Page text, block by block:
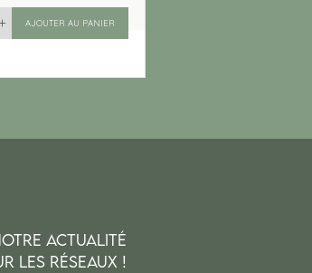
+ AJOUTER AU PANIER
ACTUALITÉ
LES RÉSEAUX !